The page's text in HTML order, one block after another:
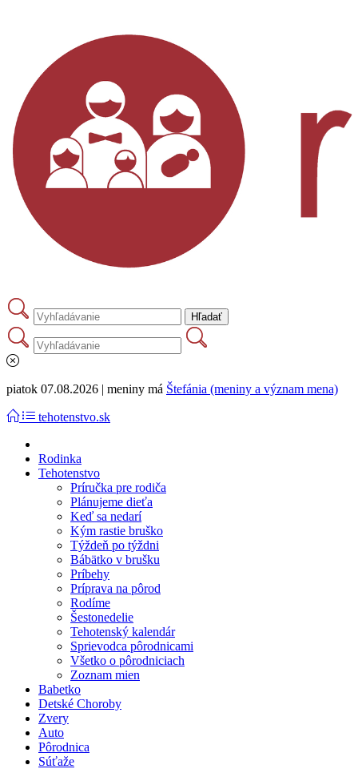
piatok 07.08.2026 | meniny má Štefánia (meniny a význam mena)
tehotenstvo.sk
Rodinka
Tehotenstvo
Príručka pre rodiča
Plánujeme dieťa
Keď sa nedarí
Kým rastie bruško
Týždeň po týždni
Bábätko v brušku
Príbehy
Príprava na pôrod
Rodíme
Šestonedelie
Tehotenský kalendár
Sprievodca pôrodnicami
Všetko o pôrodniciach
Zoznam mien
Babetko
Detské Choroby
Zvery
Auto
Pôrodnica
Súťaže